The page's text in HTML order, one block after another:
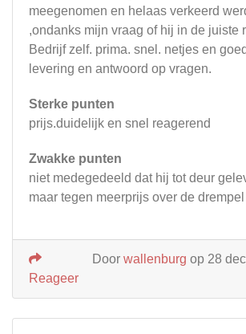
meegenomen en helaas verkeerd
,ondanks mijn vraag of hij in de juiste
Bedrijf zelf. prima. snel. netjes en
levering en antwoord op vragen.
Sterke punten
prijs.duidelijk en snel reagerend
Zwakke punten
niet medegedeeld dat hij tot deur
maar tegen meerprijs over de drempel
Door wallenburg op 28
Reageer